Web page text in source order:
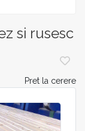
si rusesc
Pret la cerere